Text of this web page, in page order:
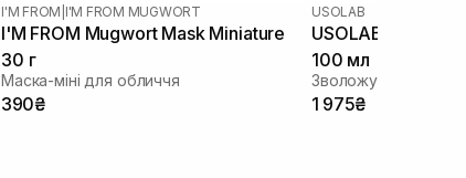
I'M FROM I'M FROM MUGWORT
I'M FROM Mugwort Mask Miniature
30 г
Маска-міні для обличчя
390₴
USOLAB
USOLAB Bio
100 мл
1 975₴